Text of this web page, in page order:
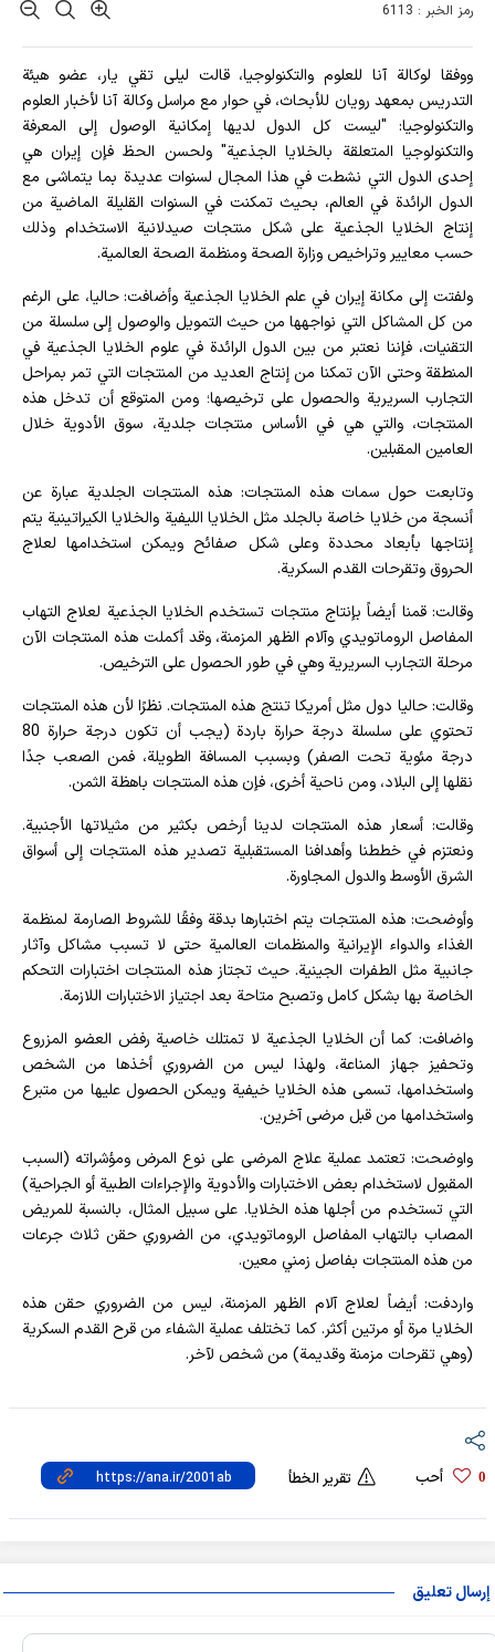
رمز الخبر : 6113
ووفقا لوكالة آنا للعلوم والتكنولوجيا، قالت ليلى تقي يار، عضو هيئة
التدريس بمعهد رويان للأبحاث، في حوار مع مراسل وكالة آنا لأخبار العلوم
والتكنولوجيا: "ليست كل الدول لديها إمكانية الوصول إلى المعرفة
والتكنولوجيا المتعلقة بالخلايا الجذعية" ولحسن الحظ فإن إيران هي
إحدى الدول التي نشطت في هذا المجال لسنوات عديدة بما يتماشى مع
الدول الرائدة في العالم، بحيث تمكنت في السنوات القليلة الماضية من
إنتاج الخلايا الجذعية على شكل منتجات صيدلانية الاستخدام وذلك
حسب معايير وتراخيص وزارة الصحة ومنظمة الصحة العالمية.
ولفتت إلى مكانة إيران في علم الخلايا الجذعية وأضافت: حاليا، على الرغم
من كل المشاكل التي نواجهها من حيث التمويل والوصول إلى سلسلة من
التقنيات، فإننا نعتبر من بين الدول الرائدة في علوم الخلايا الجذعية في
المنطقة وحتى الآن تمكنا من إنتاج العديد من المنتجات التي تمر بمراحل
التجارب السريرية والحصول على ترخيصها؛ ومن المتوقع أن تدخل هذه
المنتجات، والتي هي في الأساس منتجات جلدية، سوق الأدوية خلال
العامين المقبلين.
وتابعت حول سمات هذه المنتجات: هذه المنتجات الجلدية عبارة عن
أنسجة من خلايا خاصة بالجلد مثل الخلايا الليفية والخلايا الكيراتينية يتم
إنتاجها بأبعاد محددة وعلى شكل صفائح ويمكن استخدامها لعلاج
الحروق وتقرحات القدم السكرية.
وقالت: قمنا أيضاً بإنتاج منتجات تستخدم الخلايا الجذعية لعلاج التهاب
المفاصل الروماتويدي وآلام الظهر المزمنة، وقد أكملت هذه المنتجات الآن
مرحلة التجارب السريرية وهي في طور الحصول على الترخيص.
وقالت: حاليا دول مثل أمريكا تنتج هذه المنتجات. نظرًا لأن هذه المنتجات
تحتوي على سلسلة درجة حرارة باردة (يجب أن تكون درجة حرارة 80
درجة مئوية تحت الصفر) وبسبب المسافة الطويلة، فمن الصعب جدًا
نقلها إلى البلاد، ومن ناحية أخرى، فإن هذه المنتجات باهظة الثمن.
وقالت: أسعار هذه المنتجات لدينا أرخص بكثير من مثيلاتها الأجنبية.
ونعتزم في خططنا وأهدافنا المستقبلية تصدير هذه المنتجات إلى أسواق
الشرق الأوسط والدول المجاورة.
وأوضحت: هذه المنتجات يتم اختبارها بدقة وفقًا للشروط الصارمة لمنظمة
الغذاء والدواء الإيرانية والمنظمات العالمية حتى لا تسبب مشاكل وآثار
جانبية مثل الطفرات الجينية. حيث تجتاز هذه المنتجات اختبارات التحكم
الخاصة بها بشكل كامل وتصبح متاحة بعد اجتياز الاختبارات اللازمة.
واضافت: كما أن الخلايا الجذعية لا تمتلك خاصية رفض العضو المزروع
وتحفيز جهاز المناعة، ولهذا ليس من الضروري أخذها من الشخص
واستخدامها، تسمى هذه الخلايا خيفية ويمكن الحصول عليها من متبرع
واستخدامها من قبل مرضى آخرين.
واوضحت: تعتمد عملية علاج المرضى على نوع المرض ومؤشراته (السبب
المقبول لاستخدام بعض الاختبارات والأدوية والإجراءات الطبية أو الجراحية)
التي تستخدم من أجلها هذه الخلايا. على سبيل المثال، بالنسبة للمريض
المصاب بالتهاب المفاصل الروماتويدي، من الضروري حقن ثلاث جرعات
من هذه المنتجات بفاصل زمني معين.
واردفت: أيضاً لعلاج آلام الظهر المزمنة، ليس من الضروري حقن هذه
الخلايا مرة أو مرتين أكثر. كما تختلف عملية الشفاء من قرح القدم السكرية
(وهي تقرحات مزمنة وقديمة) من شخص لآخر.
0 أحب تقرير الخطأ
إرسال تعليق